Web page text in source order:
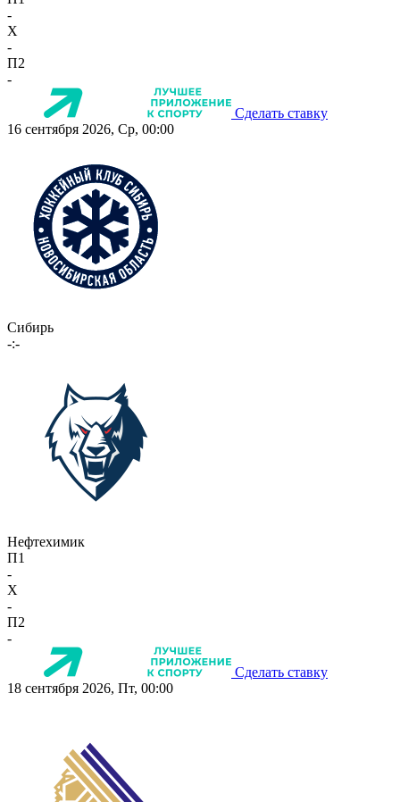
-
X
-
П2
-
Сделать ставку
16 сентября 2026, Ср, 00:00
Сибирь
-:-
Нефтехимик
П1
-
X
-
П2
-
Сделать ставку
18 сентября 2026, Пт, 00:00